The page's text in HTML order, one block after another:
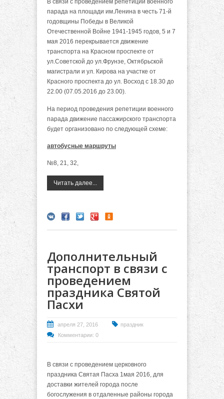
В связи с проведением репетиции военного
парада на площади им.Ленина в честь 71-й
годовщины Победы в Великой
Отечественной Войне 1941-1945 годов, 5 и 7
мая 2016 перекрывается движение
транспорта на Красном проспекте от
ул.Советской до ул.Фрунзе, Октябрьской
магистрали и ул. Кирова на участке от
Красного проспекта до ул. Восход с 18.30 до
22.00 (07.05.2016 до 23.00).
На период проведения репетиции военного
парада движение пассажирского транспорта
будет организовано по следующей схеме:
автобусные маршруты
№8, 21, 32,
Читать далее...
Дополнительный
транспорт в связи с
проведением
праздника Святой
Пасхи
апреля 27, 2016
праздник
Комментарии: 0
В связи с проведением церковного
праздника Святая Пасха 1мая 2016, для
доставки жителей города после
богослужения в отдаленные районы города